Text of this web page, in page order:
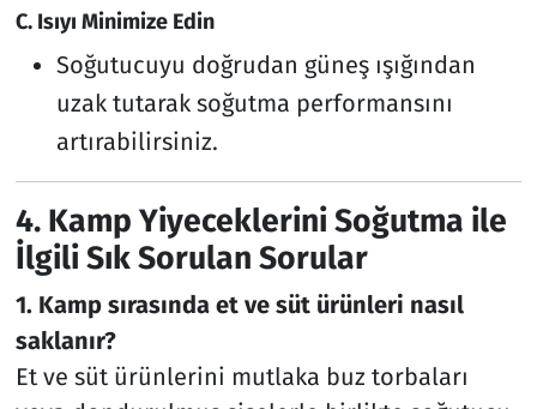
C. Isıyı Minimize Edin
Soğutucuyu doğrudan güneş ışığından
uzak tutarak soğutma performansını
artırabilirsiniz.
4. Kamp Yiyeceklerini Soğutma ile
İlgili Sık Sorulan Sorular
1. Kamp sırasında et ve süt ürünleri nasıl
saklanır?
Et ve süt ürünlerini mutlaka buz torbaları